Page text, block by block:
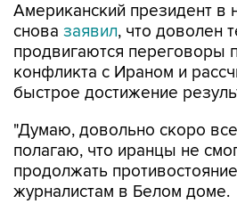
Американский президент в
снова заявил, что доволен
продвигаются переговоры
конфликта с Ираном и
быстрое достижение
"Думаю, довольно скоро
полагаю, что иранцы не
продолжать
журналистам в Белом доме.